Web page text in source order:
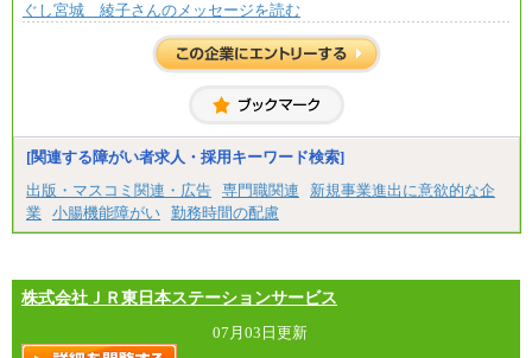
ぐし宮城 綾子さんのメッセージを読む
[関連する障がい者求人・採用キーワード検索]
出版・マスコミ関連・広告 専門職関連
新規事業進出に意欲的な企
業
小腸機能障がい 勤務時間の配慮
株式会社ＪＲ東日本ステーションサービス
07月03日更新